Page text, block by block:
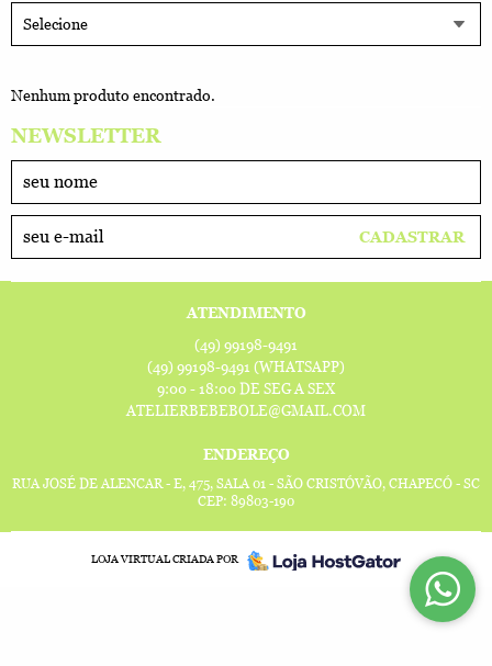
Selecione
Nenhum produto encontrado.
NEWSLETTER
CADASTRAR
ATENDIMENTO
(49) 99198-9491
(49) 99198-9491 (WHATSAPP)
9:00 - 18:00 DE SEG A SEX
ATELIERBEBEBOLE@GMAIL.COM
ENDEREÇO
RUA JOSÉ DE ALENCAR - E, 475, SALA 01 - SÃO CRISTÓVÃO, CHAPECÓ - SC
CEP: 89803-190
LOJA VIRTUAL CRIADA POR